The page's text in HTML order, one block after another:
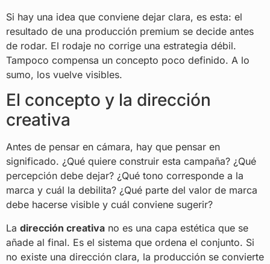
Si hay una idea que conviene dejar clara, es esta: el
resultado de una producción premium se decide antes
de rodar. El rodaje no corrige una estrategia débil.
Tampoco compensa un concepto poco definido. A lo
sumo, los vuelve visibles.
El concepto y la dirección
creativa
Antes de pensar en cámara, hay que pensar en
significado. ¿Qué quiere construir esta campaña? ¿Qué
percepción debe dejar? ¿Qué tono corresponde a la
marca y cuál la debilita? ¿Qué parte del valor de marca
debe hacerse visible y cuál conviene sugerir?
La dirección creativa no es una capa estética que se
añade al final. Es el sistema que ordena el conjunto. Si
no existe una dirección clara, la producción se convierte